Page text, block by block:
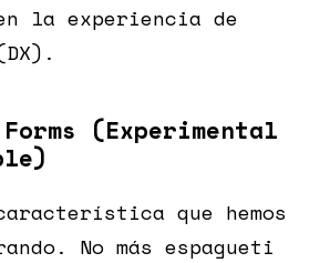
la experiencia de
(Experimental
que hemos
No más espagueti